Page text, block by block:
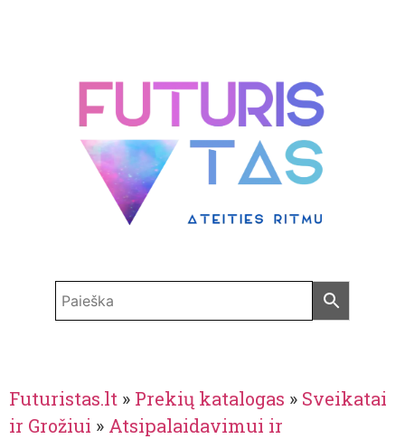
Futuristas.lt » Prekių katalogas » Sveikatai
ir Grožiui » Atsipalaidavimui ir